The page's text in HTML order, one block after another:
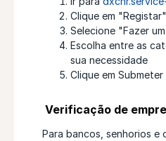
Clique em
Selecione "Fazer
Escolha entre as
sua necessidade
Clique em Submeter
Verificação de
Para bancos, senhorios e